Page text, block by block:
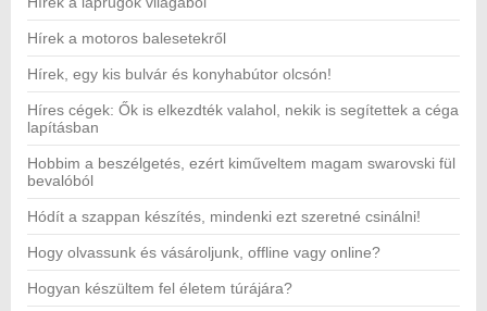
Hírek a motoros balesetekről
Hírek, egy kis bulvár és konyhabútor olcsón!
Híres cégek: Ők is elkezdték valahol, nekik is segítettek a céga
lapításban
Hobbim a beszélgetés, ezért kiműveltem magam swarovski fül
bevalóból
Hódít a szappan készítés, mindenki ezt szeretné csinálni!
Hogy olvassunk és vásároljunk, offline vagy online?
Hogyan készültem fel életem túrájára?